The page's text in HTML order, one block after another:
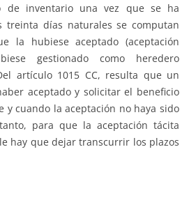
de inventario una vez que se ha
treinta días naturales se computan
la hubiese aceptado (aceptación
gestionado como heredero
artículo 1015 CC, resulta que un
aceptado y solicitar el beneficio
y cuando la aceptación no haya sido
para que la aceptación tácita
hay que dejar transcurrir los plazos